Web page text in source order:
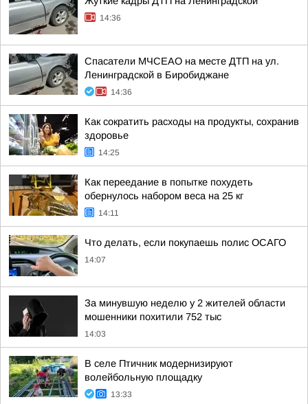
14:36
Спасатели МЧСЕАО на месте ДТП на ул.
Ленинградской в Биробиджане
14:36
Как сократить расходы на продукты, сохранив
здоровье
14:25
Как переедание в попытке похудеть
обернулось набором веса на 25 кг
14:11
Что делать, если покупаешь полис ОСАГО
14:07
За минувшую неделю у 2 жителей области
мошенники похитили 752 тыс
14:03
В селе Птичник модернизируют
волейбольную площадку
13:33